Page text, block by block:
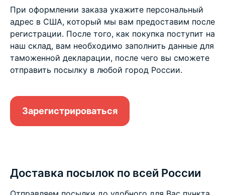
При оформлении заказа укажите персональный
адрес в США, который мы вам предоставим после
регистрации. После того, как покупка поступит на
наш склад, вам необходимо заполнить данные для
таможенной декларации, после чего вы сможете
отправить посылку в любой город России.
Зарегистрироваться
Доставка посылок по всей России